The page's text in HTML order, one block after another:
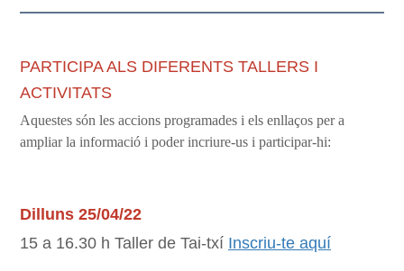
PARTICIPA ALS DIFERENTS TALLERS I
ACTIVITATS
Aquestes són les accions programades i els enllaços per a
ampliar la informació i poder incriure-us i participar-hi:
Dilluns 25/04/22
15 a 16.30 h Taller de Tai-txí Inscriu-te aquí